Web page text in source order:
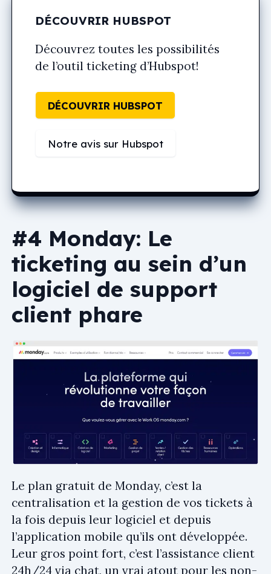
DÉCOUVRIR HUBSPOT
Découvrez toutes les possibilités
de l’outil ticketing d’Hubspot!
DÉCOUVRIR HUBSPOT
Notre avis sur Hubspot
#4 Monday: Le
ticketing au sein d’un
logiciel de support
client phare
Le plan gratuit de Monday, c’est la
centralisation et la gestion de vos tickets à
la fois depuis leur logiciel et depuis
l’application mobile qu’ils ont développée.
Leur gros point fort, c’est l’assistance client
24h/24 via chat, un vrai atout pour les non-